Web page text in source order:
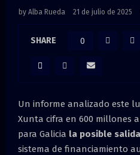
N
U
by Alba Rueda 21 de julio de 2025
SHARE 0
Un informe analizado este
Xunta cifra en 600 millones
para Galicia la posible
sistema de financiamiento